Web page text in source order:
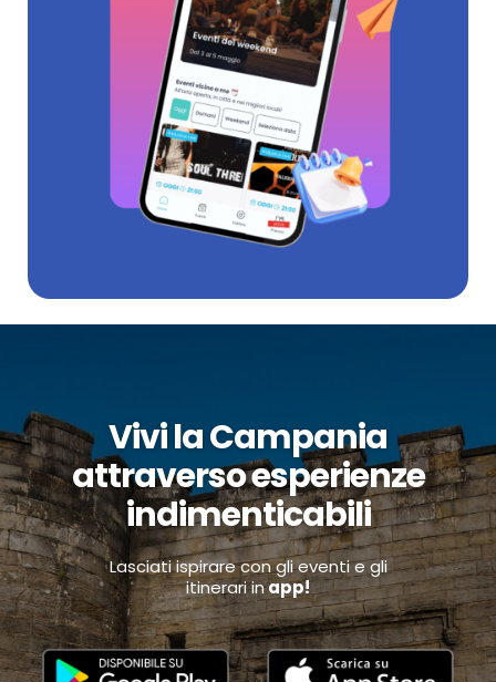
Vivi la Campania
attraverso esperienze
indimenticabili
Lasciati ispirare con gli eventi e gli
itinerari inapp!